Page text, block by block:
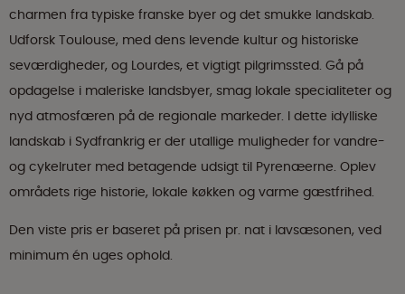
charmen fra typiske franske byer og det smukke landskab.
Udforsk Toulouse, med dens levende kultur og historiske
seværdigheder, og Lourdes, et vigtigt pilgrimssted. Gå på
opdagelse i maleriske landsbyer, smag lokale specialiteter og
nyd atmosfæren på de regionale markeder. I dette idylliske
landskab i Sydfrankrig er der utallige muligheder for vandre-
og cykelruter med betagende udsigt til Pyrenæerne. Oplev
områdets rige historie, lokale køkken og varme gæstfrihed.
Den viste pris er baseret på prisen pr. nat i lavsæsonen, ved
minimum én uges ophold.